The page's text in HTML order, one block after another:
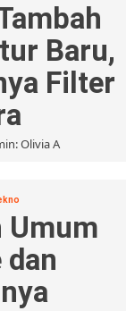
Baru,
Filter
Olivia A
Umum
dan